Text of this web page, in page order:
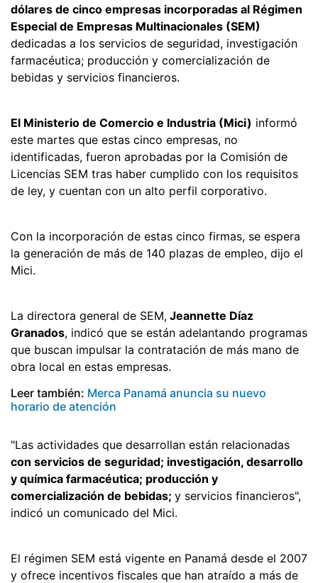
dólares de cinco empresas incorporadas al Régimen
Especial de Empresas Multinacionales (SEM)
dedicadas a los servicios de seguridad, investigación
farmacéutica; producción y comercialización de
bebidas y servicios financieros.
El Ministerio de Comercio e Industria (Mici) informó
este martes que estas cinco empresas, no
identificadas, fueron aprobadas por la Comisión de
Licencias SEM tras haber cumplido con los requisitos
de ley, y cuentan con un alto perfil corporativo.
Con la incorporación de estas cinco firmas, se espera
la generación de más de 140 plazas de empleo, dijo el
Mici.
La directora general de SEM, Jeannette Díaz
Granados, indicó que se están adelantando programas
que buscan impulsar la contratación de más mano de
obra local en estas empresas.
Leer también: Merca Panamá anuncia su nuevo
horario de atención
"Las actividades que desarrollan están relacionadas
con servicios de seguridad; investigación, desarrollo
y química farmacéutica; producción y
comercialización de bebidas; y servicios financieros",
indicó un comunicado del Mici.
El régimen SEM está vigente en Panamá desde el 2007
y ofrece incentivos fiscales que han atraído a más de